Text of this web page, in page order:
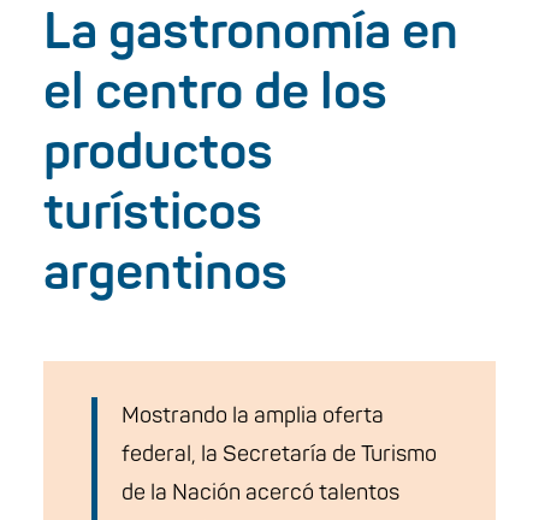
La gastronomía en
el centro de los
productos
turísticos
argentinos
Mostrando la amplia oferta
federal, la Secretaría de Turismo
de la Nación acercó talentos